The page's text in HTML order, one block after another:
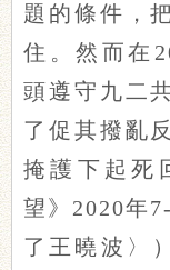
題的條件，
住。然而在
頭遵守九二
了促其撥亂
掩護下起死
望》2020年
了王曉波〉